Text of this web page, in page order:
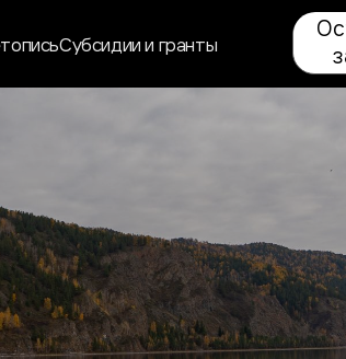
Субсидии и гранты